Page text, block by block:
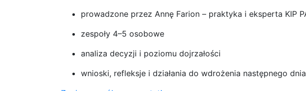
prowadzone przez Annę Farion – praktyka i eksperta KIP
zespoły 4–5 osobowe
analiza decyzji i poziomu dojrzałości
wnioski, refleksje i działania do wdrożenia następnego dnia